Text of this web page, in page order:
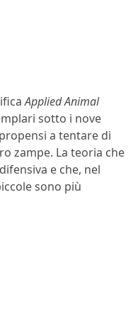
Applied Animal
sotto i nove
a tentare di
zampe. La teoria che
e che, nel
sono più